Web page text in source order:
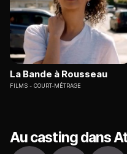
La Bande à Rousseau
FILMS COURT-MÉTRAGE
Au casting dans